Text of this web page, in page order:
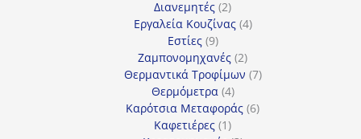
Διανεμητές 22
προϊόντα
Εργαλεία Κουζίνας 44
Εστίες 99
προϊόντα
Ζαμπονομηχανές 22
προϊόντα
Θερμαντικά Τροφίμων 77
Θερμόμετρα 44
προϊόντα
Καρότσια Μεταφοράς 66
Καφετιέρες 11